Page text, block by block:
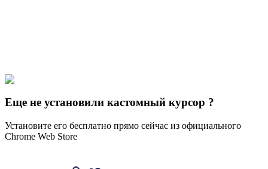
Pixar
Еще не установили кастомный курсор ?
Установите его бесплатно прямо сейчас из официального
Chrome Web Store